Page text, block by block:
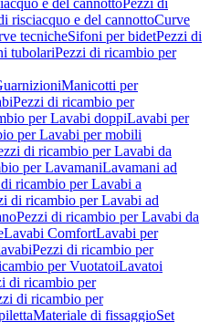
e del cannottoPezzi di
risciacquo e del cannottoCurve
tecnicheSifoni per bidetPezzi di
tubolariPezzi di ricambio per
Manicotti per
Pezzi di ricambio per
per Lavabi doppiLavabi per
per Lavabi per mobili
di ricambio per Lavabi da
per LavamaniLavamani ad
ricambio per Lavabi a
di ricambio per Lavabi ad
Pezzi di ricambio per Lavabi da
Lavabi ComfortLavabi per
Pezzi di ricambio per
per VuotatoiLavatoi
di ricambio per
di ricambio per
Materiale di fissaggioSet